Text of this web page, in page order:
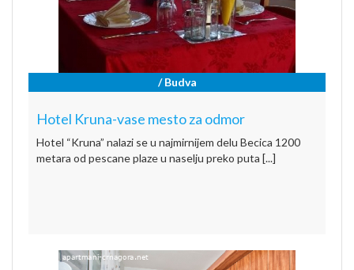
/ Budva
Hotel Kruna-vase mesto za odmor
Hotel “Kruna” nalazi se u najmirnijem delu Becica 1200
metara od pescane plaze u naselju preko puta [...]